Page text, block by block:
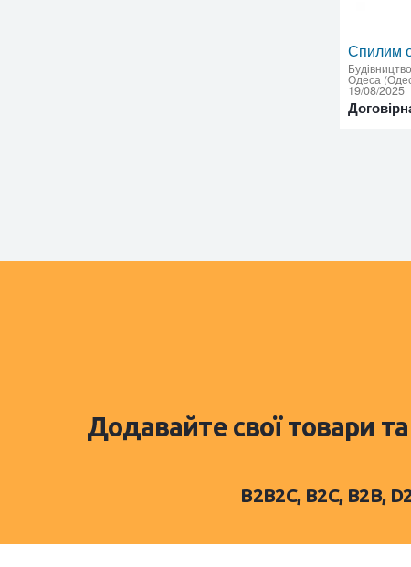
Одеса
19/08/2025
Додавайте свої товари
B2B2C, B2C, B2B,